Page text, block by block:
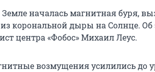
началась магнитная буря,
из корональной дыры на Солнце.
центра «Фобос» Михаил Леус.
возмущения усилились до